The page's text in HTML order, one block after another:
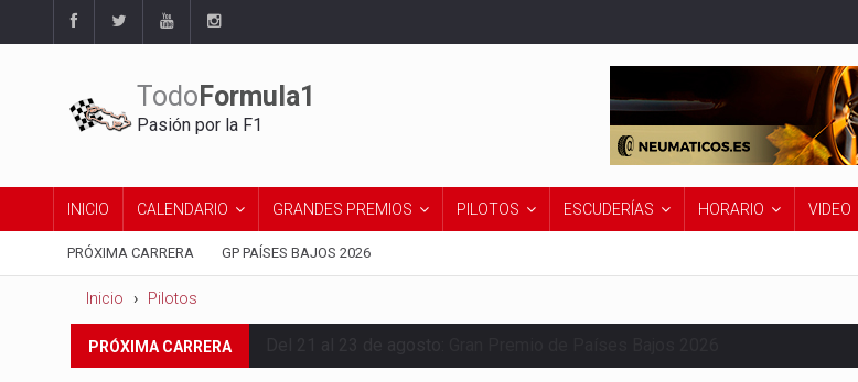
Todo Formula1
Pasión por la F1
INICIO CALENDARIO GRANDES PREMIOS PILOTOS ESCUDERÍAS HORARIO VIDEO
PRÓXIMA CARRERA GP PAÍSES BAJOS 2026
Inicio Pilotos
PRÓXIMA CARRERA